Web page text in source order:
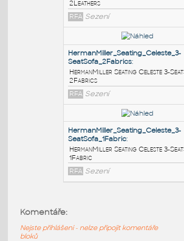
SeatSofa_1Leather
HermanMiller Seating
RFA Sezení
SeatSofa_2Leathers:
HermanMiller Seating
2Leathers
RFA Sezení
Komentáře:
Nejste přihlášeni - nelze připojit komentáře
bloků